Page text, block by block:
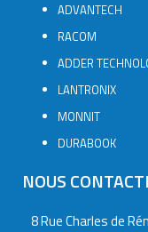
ADVANTECH
RACOM
ADDER
LANTRONIX
MONNIT
DURABOOK
NOUS
8 Rue Charles de